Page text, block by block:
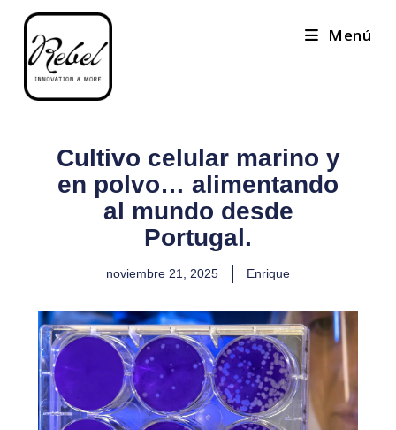
Menú
Cultivo celular marino y
en polvo… alimentando
al mundo desde
Portugal.
noviembre 21, 2025 Enrique